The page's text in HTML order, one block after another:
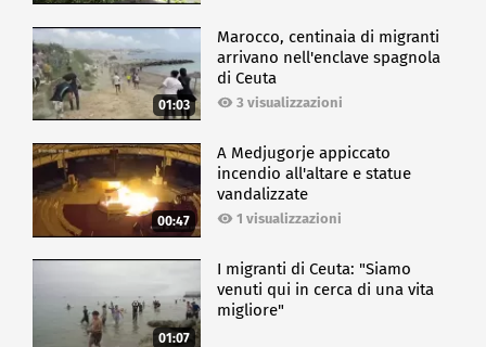
01:03
Marocco, centinaia di migranti
arrivano nell'enclave spagnola
di Ceuta
3 visualizzazioni
00:47
A Medjugorje appiccato
incendio all'altare e statue
vandalizzate
1 visualizzazioni
01:07
I migranti di Ceuta: "Siamo
venuti qui in cerca di una vita
migliore"